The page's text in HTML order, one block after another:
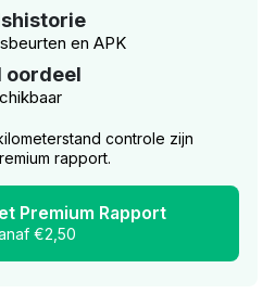
en APK
oordeel
controle zijn
rapport.
Premium Rapport
€2,50